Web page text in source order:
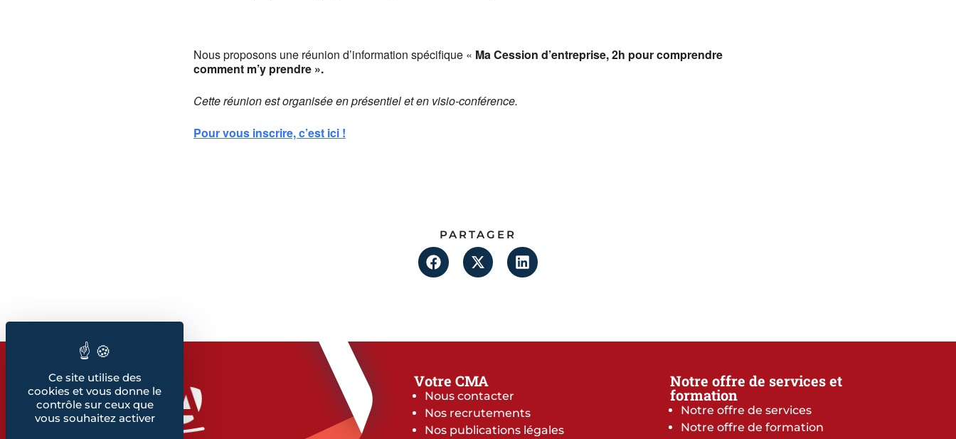
Nous proposons une réunion d’information spécifique « Ma Cession d’entreprise, 2h pour comprendre
comment m’y prendre ».
Cette réunion est organisée en présentiel et en visio-conférence.
Pour vous inscrire, c’est ici !
PARTAGER
Votre CMA
Nous contacter
Nos recrutements
Nos publications légales
Notre offre de services et
formation
Notre offre de services
Notre offre de formation
Ce site utilise des
cookies et vous donne le
contrôle sur ceux que
vous souhaitez activer